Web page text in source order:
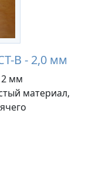
В - 2,0 мм
2 мм
материал,